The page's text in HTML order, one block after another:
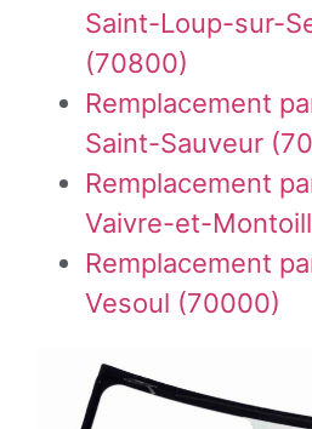
Saint-Loup-sur-
(70800)
Remplacement
Saint-Sauveur
Remplacement
Vaivre-et-
Remplacement
Vesoul (70000)